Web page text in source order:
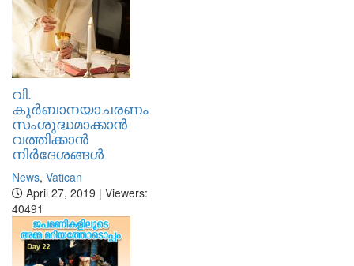
വി.
കുര്‍ബാനയാചരണം
സംശുദ്ധമാക്കാന്‍
വത്തിക്കാന്‍
നിര്‍ദേശങ്ങള്‍
News, Vatican
April 27, 2019 | Viewers:
40491